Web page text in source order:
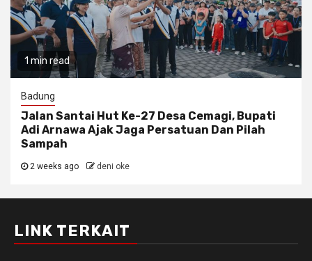
1 min read
Badung
Jalan Santai Hut Ke-27 Desa Cemagi, Bupati
Adi Arnawa Ajak Jaga Persatuan Dan Pilah
Sampah
2 weeks ago deni oke
LINK TERKAIT